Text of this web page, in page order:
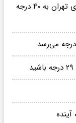
بارندگی در شمال و شمال غرب ایران/ دمای تهران به ۴۰ درجه